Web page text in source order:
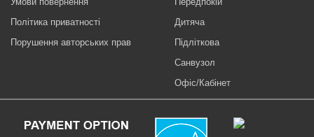
Політика приватності
Порушення авторських прав
Дитяча
Підліткова
Санвузол
Офіс/Кабінет